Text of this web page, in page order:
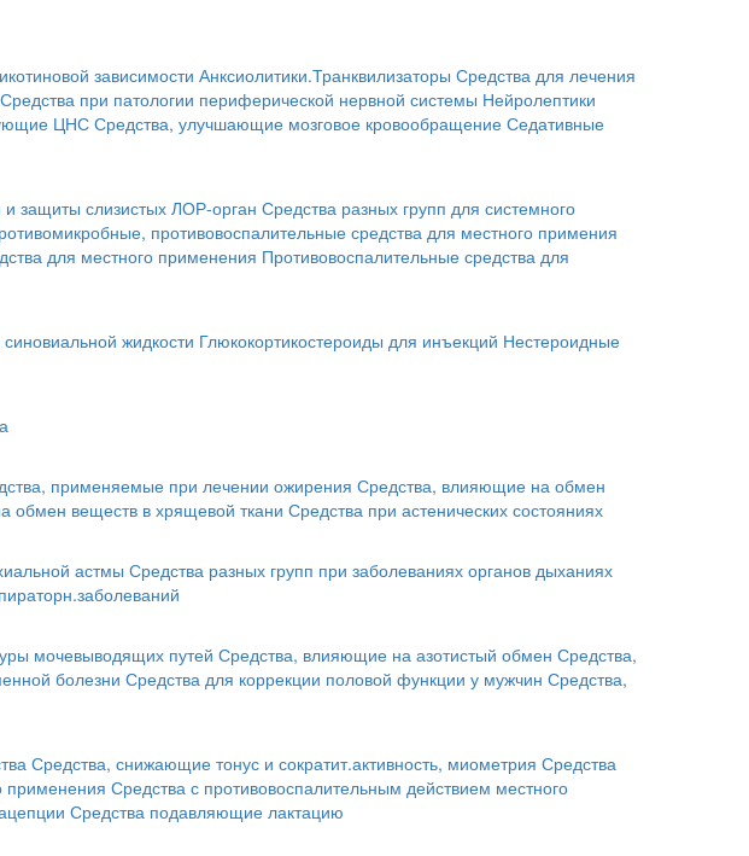
зависимости Анксиолитики.Транквилизаторы Средства для лечения
Средства при патологии периферической нервной системы Нейролептики
ЦНС Средства, улучшающие мозговое кровообращение Седативные
защиты слизистых ЛОР-орган Средства разных групп для системного
противовоспалительные средства для местного примения
для местного применения Противовоспалительные средства для
жидкости Глюкокортикостероиды для инъекций Нестероидные
применяемые при лечении ожирения Средства, влияющие на обмен
обмен веществ в хрящевой ткани Средства при астенических состояниях
астмы Средства разных групп при заболеваниях органов дыханиях
мочевыводящих путей Средства, влияющие на азотистый обмен Средства,
болезни Средства для коррекции половой функции у мужчин Средства,
Средства, снижающие тонус и сократит.активность, миометрия Средства
применения Средства с противовоспалительным действием местного
Средства подавляющие лактацию